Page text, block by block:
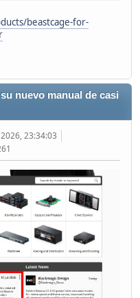
beastcage-for-
nuevo manual de casi
23:34:03